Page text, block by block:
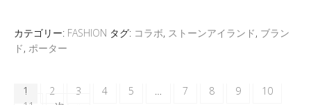
カテゴリー: FASHION タグ: コラボ, ストーンアイランド, ブラン
ド, ポーター
1 2 3 4 5 … 7 8 9
10